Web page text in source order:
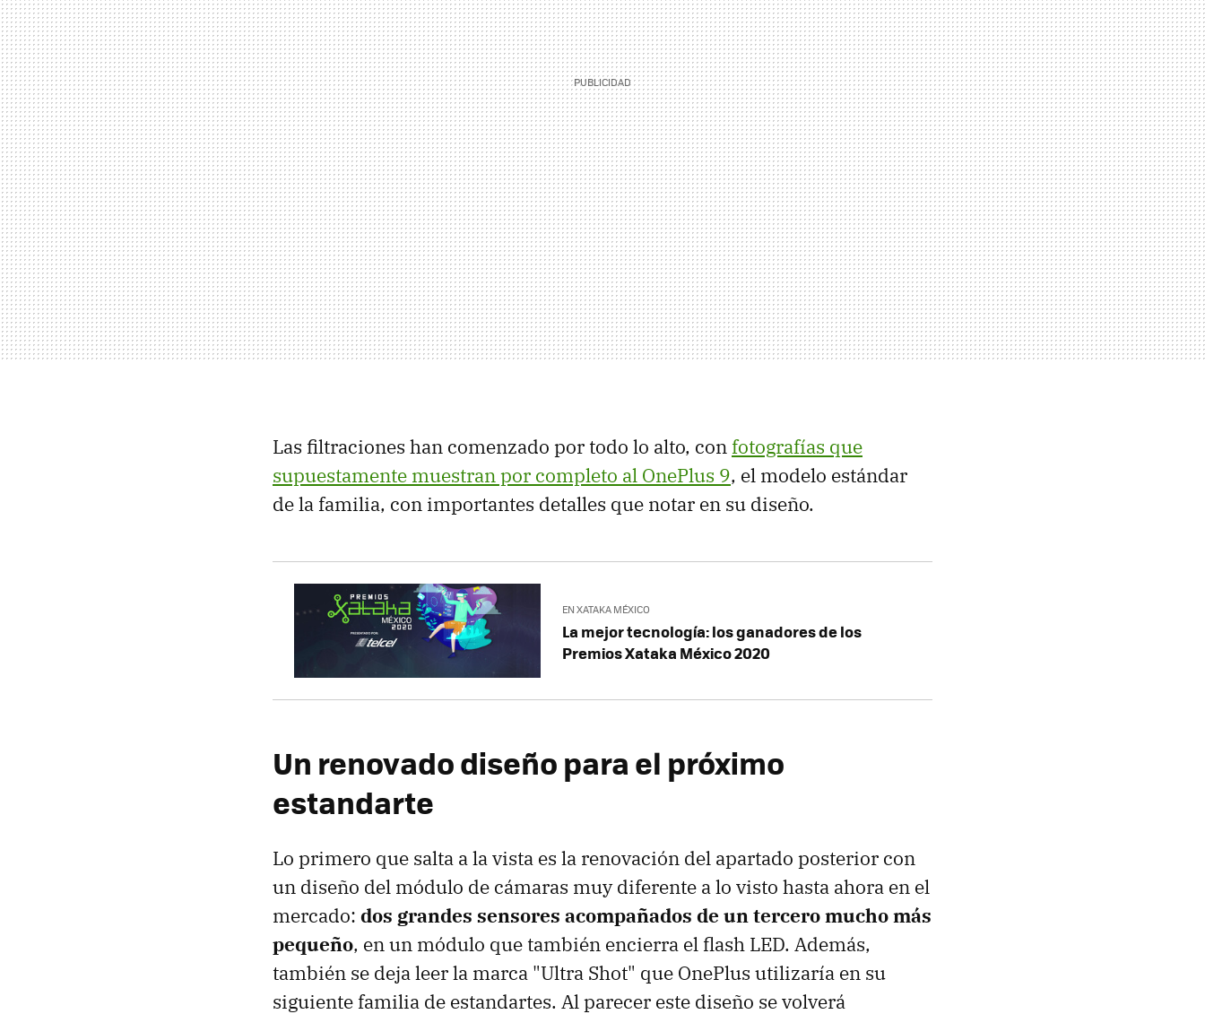
Las filtraciones han comenzado por todo lo alto, con fotografías que
supuestamente muestran por completo al OnePlus 9, el modelo estándar
de la familia, con importantes detalles que notar en su diseño.
EN XATAKA MÉXICO
La mejor tecnología: los ganadores de los
Premios Xataka México 2020
Un renovado diseño para el próximo
estandarte
Lo primero que salta a la vista es la renovación del apartado posterior con
un diseño del módulo de cámaras muy diferente a lo visto hasta ahora en el
mercado: dos grandes sensores acompañados de un tercero mucho más
pequeño, en un módulo que también encierra el flash LED. Además,
también se deja leer la marca "Ultra Shot" que OnePlus utilizaría en su
siguiente familia de estandartes. Al parecer este diseño se volverá